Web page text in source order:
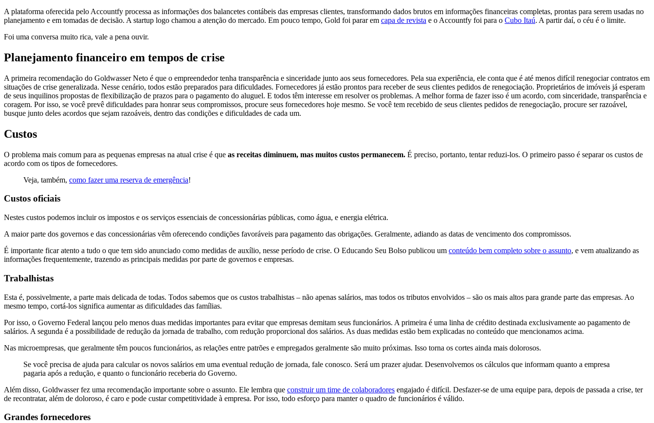
A plataforma oferecida pelo Accountfy processa as informações dos balancetes contábeis das empresas clientes, transformando dados brutos em informações financeiras completas, prontas para serem usadas no
planejamento e em tomadas de decisão. A startup logo chamou a atenção do mercado. Em pouco tempo, Gold foi parar em capa de revista e o Accountfy foi para o Cubo Itaú. A partir daí, o céu é o limite.
Foi uma conversa muito rica, vale a pena ouvir.
Planejamento financeiro em tempos de crise
A primeira recomendação do Goldwasser Neto é que o empreendedor tenha transparência e sinceridade junto aos seus fornecedores. Pela sua experiência, ele conta que é até menos difícil renegociar contratos em
situações de crise generalizada. Nesse cenário, todos estão preparados para dificuldades. Fornecedores já estão prontos para receber de seus clientes pedidos de renegociação. Proprietários de imóveis já esperam
de seus inquilinos propostas de flexibilização de prazos para o pagamento do aluguel. E todos têm interesse em resolver os problemas. A melhor forma de fazer isso é um acordo, com sinceridade, transparência e
coragem. Por isso, se você prevê dificuldades para honrar seus compromissos, procure seus fornecedores hoje mesmo. Se você tem recebido de seus clientes pedidos de renegociação, procure ser razoável,
busque junto deles acordos que sejam razoáveis, dentro das condições e dificuldades de cada um.
Custos
O problema mais comum para as pequenas empresas na atual crise é que as receitas diminuem, mas muitos custos permanecem. É preciso, portanto, tentar reduzi-los. O primeiro passo é separar os custos de
acordo com os tipos de fornecedores.
Veja, também, como fazer uma reserva de emergência!
Custos oficiais
Nestes custos podemos incluir os impostos e os serviços essenciais de concessionárias públicas, como água, e energia elétrica.
A maior parte dos governos e das concessionárias vêm oferecendo condições favoráveis para pagamento das obrigações. Geralmente, adiando as datas de vencimento dos compromissos.
É importante ficar atento a tudo o que tem sido anunciado como medidas de auxílio, nesse período de crise. O Educando Seu Bolso publicou um conteúdo bem completo sobre o assunto, e vem atualizando as
informações frequentemente, trazendo as principais medidas por parte de governos e empresas.
Trabalhistas
Esta é, possivelmente, a parte mais delicada de todas. Todos sabemos que os custos trabalhistas – não apenas salários, mas todos os tributos envolvidos – são os mais altos para grande parte das empresas. Ao
mesmo tempo, cortá-los significa aumentar as dificuldades das famílias.
Por isso, o Governo Federal lançou pelo menos duas medidas importantes para evitar que empresas demitam seus funcionários. A primeira é uma linha de crédito destinada exclusivamente ao pagamento de
salários. A segunda é a possibilidade de redução da jornada de trabalho, com redução proporcional dos salários. As duas medidas estão bem explicadas no conteúdo que mencionamos acima.
Nas microempresas, que geralmente têm poucos funcionários, as relações entre patrões e empregados geralmente são muito próximas. Isso torna os cortes ainda mais dolorosos.
Se você precisa de ajuda para calcular os novos salários em uma eventual redução de jornada, fale conosco. Será um prazer ajudar. Desenvolvemos os cálculos que informam quanto a empresa
pagaria após a redução, e quanto o funcionário receberia do Governo.
Além disso, Goldwasser fez uma recomendação importante sobre o assunto. Ele lembra que construir um time de colaboradores engajado é difícil. Desfazer-se de uma equipe para, depois de passada a crise, ter
de recontratar, além de doloroso, é caro e pode custar competitividade à empresa. Por isso, todo esforço para manter o quadro de funcionários é válido.
Grandes fornecedores